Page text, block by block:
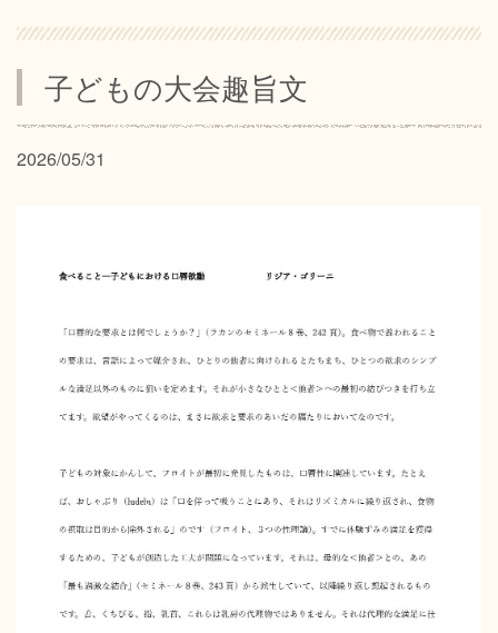
子どもの大会趣旨文
2026/05/31